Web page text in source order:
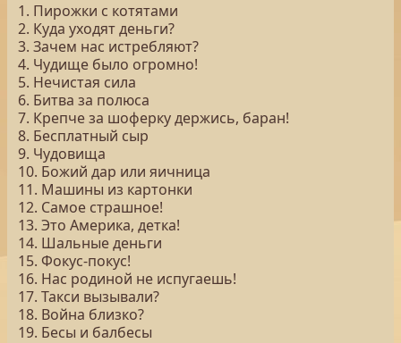
1. Пирожки с котятами
2. Куда уходят деньги?
3. Зачем нас истребляют?
4. Чудище было огромно!
5. Нечистая сила
6. Битва за полюса
7. Крепче за шоферку держись, баран!
8. Бесплатный сыр
9. Чудовища
10. Божий дар или яичница
11. Машины из картонки
12. Самое страшное!
13. Это Америка, детка!
14. Шальные деньги
15. Фокус-покус!
16. Нас родиной не испугаешь!
17. Такси вызывали?
18. Война близко?
19. Бесы и балбесы